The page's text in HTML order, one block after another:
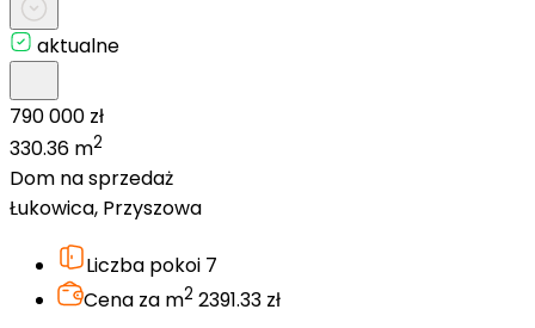
aktualne
790 000 zł
330.36 m2
Dom na sprzedaż
Łukowica, Przyszowa
Liczba pokoi 7
Cena za m2 2391.33 zł